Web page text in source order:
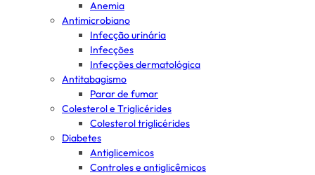
Anemia
Antimicrobiano
Infecção urinária
Infecções
Infecções dermatológica
Antitabagismo
Parar de fumar
Colesterol e Triglicérides
Colesterol triglicérides
Diabetes
Antiglicemicos
Controles e antiglicêmicos